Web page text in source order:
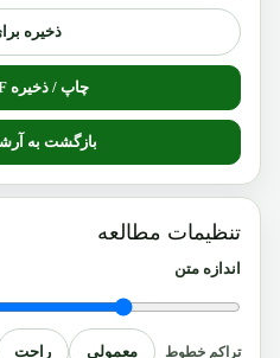
ذخیره
چاپ / ذخیره PDF مقاله
بازگشت به
تنظیمات مطالعه
اندازه متن
تراکم خطوط معمولی راحت